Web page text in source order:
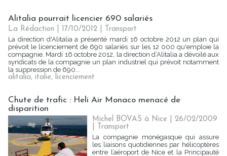
Alitalia pourrait licencier 690 salariés
La Rédaction | 17/10/2012
Transport
La direction d'Alitalia a présenté mardi 16 octobre 2012 un plan qui
prévoit le licenciement de 690 salariés sur les 12 000 qu'emploie la
compagnie. Mardi 16 octobre 2012, la direction d’Alitalia a dévoilé aux
syndicats de la compagnie un plan industriel qui prévoit notamment
la suppression de 690...
alitalia, italie, licenciement
Chute de trafic : Heli Air Monaco menacé de
disparition
Michel BOVAS à Nice | 26/02/2009
Transport
La compagnie monégasque qui assure
les liaisons quotidiennes par hélicoptères
entre l’aéroport de Nice et la Principauté